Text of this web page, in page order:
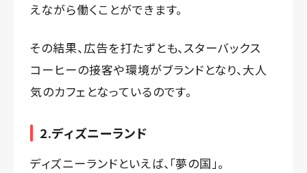
えながら働くことができます。
その結果、広告を打たずとも、スターバックス
コーヒーの接客や環境がブランドとなり、大人
気のカフェとなっているのです。
2.ディズニーランド
ディズニーランドといえば、「夢の国」。